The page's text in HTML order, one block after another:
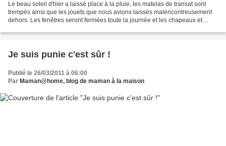
Le beau soleil d'hier a laissé place à la pluie, les matelas de transat sont
trempés ainsi que les jouets que nous avions laissés malencontreusement
dehors. Les fenêtres seront fermées toute la journée et les chapeaux et
Je suis punie c'est sûr !
Publié le 26/03/2011 à 06:00
Par Maman@home, blog de maman à la maison